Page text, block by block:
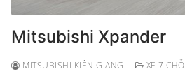
Mitsubishi Xpander
MITSUBISHI KIÊN GIANG XE 7 CHỖ